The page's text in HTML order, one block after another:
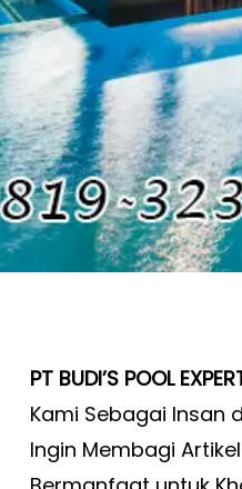
PT BUDI’S POOL
Kami Sebagai Insan
Ingin Membagi